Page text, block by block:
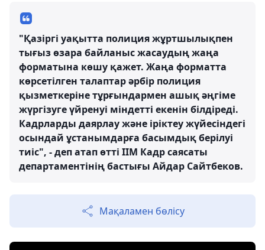
"Қазіргі уақытта полиция жұртшылықпен
тығыз өзара байланыс жасаудың жаңа
форматына көшу қажет. Жаңа форматта
көрсетілген талаптар әрбір полиция
қызметкеріне тұрғындармен ашық әңгіме
жүргізуге үйренуі міндетті екенін білдіреді.
Кадрларды даярлау және іріктеу жүйесіндегі
осындай ұстанымдарға басымдық берілуі
тиіс", - деп атап өтті ІІМ Кадр саясаты
департаментінің бастығы Айдар Сайтбеков.
Мақаламен бөлісу